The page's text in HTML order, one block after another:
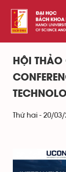
HỘI THẢO
Thứ hai - 20/